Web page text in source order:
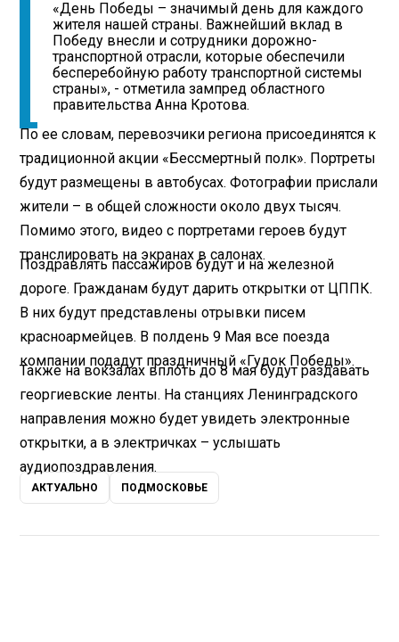
«День Победы – значимый день для каждого
жителя нашей страны. Важнейший вклад в
Победу внесли и сотрудники дорожно-
транспортной отрасли, которые обеспечили
бесперебойную работу транспортной системы
страны», - отметила зампред областного
правительства Анна Кротова.
По ее словам, перевозчики региона присоединятся к
традиционной акции «Бессмертный полк». Портреты
будут размещены в автобусах. Фотографии прислали
жители – в общей сложности около двух тысяч.
Помимо этого, видео с портретами героев будут
транслировать на экранах в салонах.
Поздравлять пассажиров будут и на железной
дороге. Гражданам будут дарить открытки от ЦППК.
В них будут представлены отрывки писем
красноармейцев. В полдень 9 Мая все поезда
компании подадут праздничный «Гудок Победы».
Также на вокзалах вплоть до 8 мая будут раздавать
георгиевские ленты. На станциях Ленинградского
направления можно будет увидеть электронные
открытки, а в электричках – услышать
аудиопоздравления.
АКТУАЛЬНО ПОДМОСКОВЬЕ